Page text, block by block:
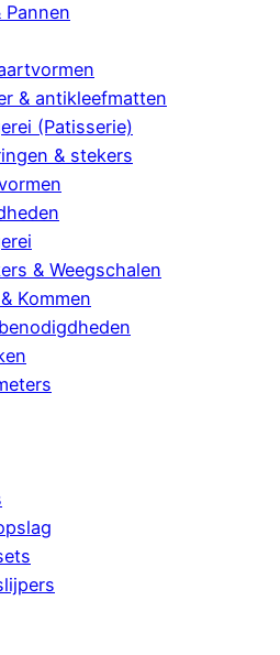
Pannen
& antikleefmatten
(Patisserie)
& stekers
& Weegschalen
Kommen